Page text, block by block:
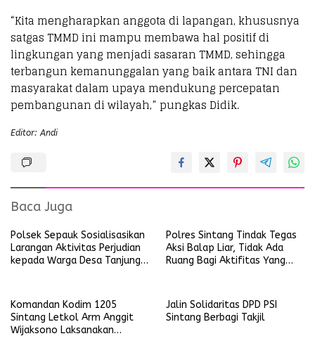
“Kita mengharapkan anggota di lapangan, khususnya
satgas TMMD ini mampu membawa hal positif di
lingkungan yang menjadi sasaran TMMD, sehingga
terbangun kemanunggalan yang baik antara TNI dan
masyarakat dalam upaya mendukung percepatan
pembangunan di wilayah,” pungkas Didik.
Editor: Andi
Baca Juga
Polsek Sepauk Sosialisasikan
Larangan Aktivitas Perjudian
kepada Warga Desa Tanjung
Polres Sintang Tindak Tegas
Aksi Balap Liar, Tidak Ada
Ruang Bagi Aktifitas Yang
Komandan Kodim 1205
Sintang Letkol Arm Anggit
Wijaksono Laksanakan
Jalin Solidaritas DPD PSI
Sintang Berbagi Takjil